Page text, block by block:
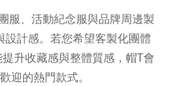
服、活動紀念服與品牌周邊製
設計感。若您希望客製化團體
升收藏感與整體質感，帽T會
迎的熱門款式。